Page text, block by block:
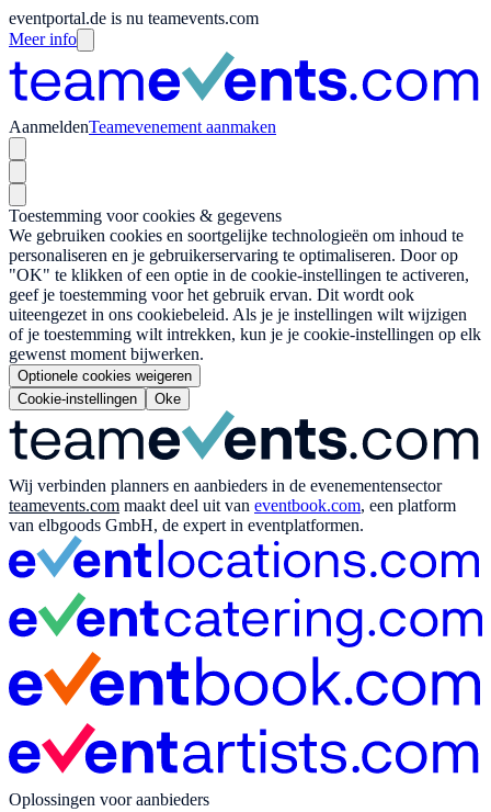
eventportal.de is nu teamevents.com
Meer info
AanmeldenTeamevenement aanmaken
Toestemming voor cookies & gegevens
We gebruiken cookies en soortgelijke technologieën om inhoud te
personaliseren en je gebruikerservaring te optimaliseren. Door op
"OK" te klikken of een optie in de cookie-instellingen te activeren,
geef je toestemming voor het gebruik ervan. Dit wordt ook
uiteengezet in ons cookiebeleid. Als je je instellingen wilt wijzigen
of je toestemming wilt intrekken, kun je je cookie-instellingen op elk
gewenst moment bijwerken.
Optionele cookies weigeren
Cookie-instellingen
Oke
Wij verbinden planners en aanbieders in de evenementensector
teamevents.com maakt deel uit van eventbook.com, een platform
van elbgoods GmbH, de expert in eventplatformen.
Oplossingen voor aanbieders